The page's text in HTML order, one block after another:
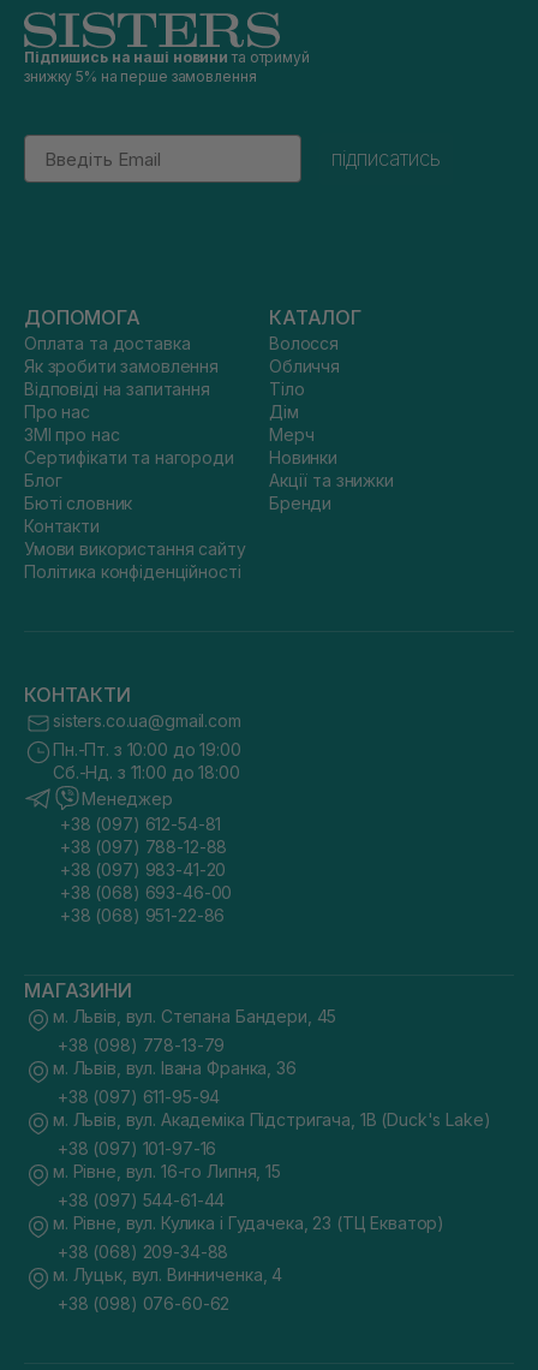
Підпишись на наші новини та отримуй
знижку 5% на перше замовлення
Email
підписатись
ДОПОМОГА
Оплата та доставка
Як зробити замовлення
Відповіді на запитання
Про нас
ЗМІ про нас
Сертифікати та нагороди
Блог
Бюті словник
Контакти
Умови використання сайту
Політика конфіденційності
КАТАЛОГ
Волосся
Обличчя
Тіло
Дім
Мерч
Новинки
Акції та знижки
Бренди
КОНТАКТИ
sisters.co.ua@gmail.com
Пн.-Пт. з 10:00 до 19:00
Сб.-Нд. з 11:00 до 18:00
Менеджер
+38 (097) 612-54-81
+38 (097) 788-12-88
+38 (097) 983-41-20
+38 (068) 693-46-00
+38 (068) 951-22-86
МАГАЗИНИ
м. Львів, вул. Степана Бандери, 45
+38 (098) 778-13-79
м. Львів, вул. Івана Франка, 36
+38 (097) 611-95-94
м. Львів, вул. Академіка Підстригача, 1В (Duck's Lake)
+38 (097) 101-97-16
м. Рівне, вул. 16-го Липня, 15
+38 (097) 544-61-44
м. Рівне, вул. Кулика і Гудачека, 23 (ТЦ Екватор)
+38 (068) 209-34-88
м. Луцьк, вул. Винниченка, 4
+38 (098) 076-60-62